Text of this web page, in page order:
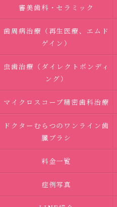
審美歯科・セラミック
歯周病治療（再生医療、エムド
ゲイン）
虫歯治療（ダイレクトボンディ
ング）
マイクロスコープ精密歯科治療
ドクターむらつのワンライン歯
臓ブラシ
料金一覧
症例写真